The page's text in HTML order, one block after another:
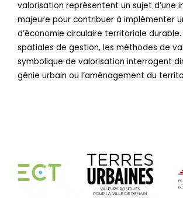
valorisation représentent un sujet d’une
majeure pour contribuer à implémenter
d’économie circulaire territoriale durable.
spatiales de gestion, les méthodes de
symbolique de valorisation interrogent
génie urbain ou l’aménagement du